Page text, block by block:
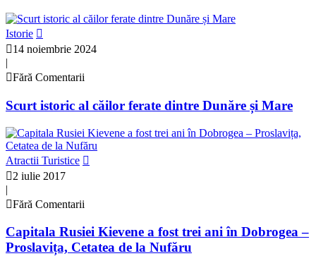
Istorie
14 noiembrie 2024
|
Fără Comentarii
Scurt istoric al căilor ferate dintre Dunăre și Mare
Atractii Turistice
2 iulie 2017
|
Fără Comentarii
Capitala Rusiei Kievene a fost trei ani în Dobrogea –
Proslavița, Cetatea de la Nufăru